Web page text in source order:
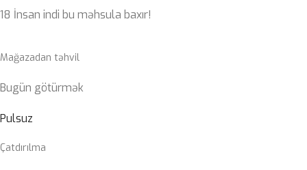
18 İnsan indi bu məhsula baxır!
Mağazadan təhvil
Bugün götürmək
Pulsuz
Çatdırılma